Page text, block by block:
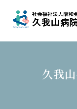
久我